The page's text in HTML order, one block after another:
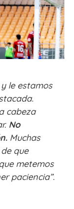
le estamos
cabeza
No
Muchas
que
metemos
paciencia”.